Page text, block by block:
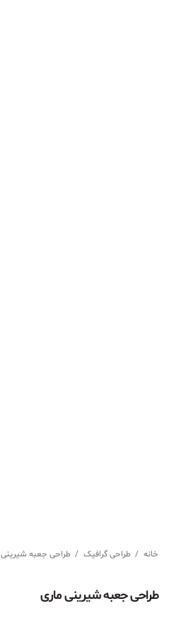
خانه / طراحی گرافیک / طراحی جعبه شیرینی
طراحی جعبه شیرینی ماری